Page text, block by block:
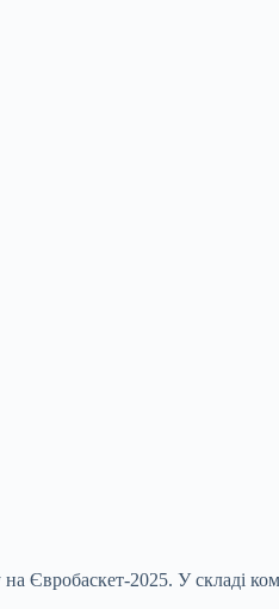
на Євробаскет-2025. У